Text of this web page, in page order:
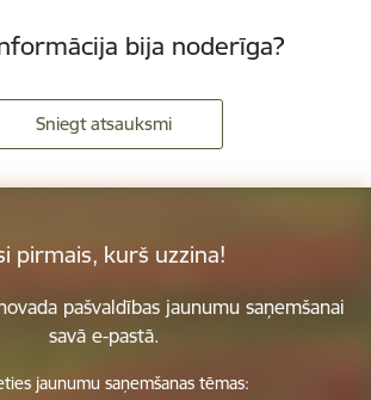
bija noderīga?
Sniegt atsauksmi
pirmais, kurš uzzina!
pašvaldības jaunumu saņemšanai
savā e-pastā.
jaunumu saņemšanas tēmas: